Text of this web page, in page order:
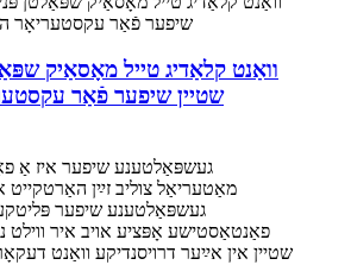
וואַנט קלאַדיג טייל מאָסאַיק
שטיין שיפער פֿאַר
געשפּאַלטענע שיפער איז אַ
מאַטעריאַל צוליב זײַן האַרטקייט
געשפּאַלטענע שיפער
פאַנטאַסטישע אָפּציע אויב איר ווילט
שטיין אין אײַער דרויסנדיקע וואַנט